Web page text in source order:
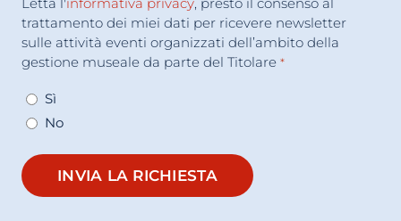
Consenso*
trattamento dei miei dati per ricevere newsletter
sulle attività eventi organizzati dell’ambito della
gestione museale da parte del Titolare *
Sì
No
INVIA LA RICHIESTA